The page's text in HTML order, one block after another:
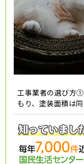
工事業者の選び
もり、塗装面積は同